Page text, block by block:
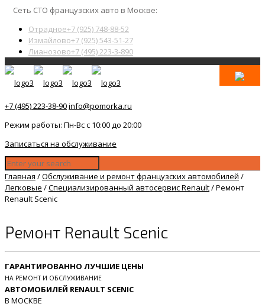
Сеть СТО французских авто в Москве:
Отрадное+7 (925) 748-88-52
Измайлово+7 (925) 543-51-27
Лианозово+7 (495) 223-3-890
+7 (495) 223-38-90info@pomorka.ru
Режим работы: Пн-Вс с 10:00 до 20:00
Записаться на обслуживание
Главная /Обслуживание и ремонт французских автомобилей /
Легковые /Специализированный автосервис Renault/Ремонт
Renault Scenic
Ремонт Renault Scenic
ГАРАНТИРОВАННО ЛУЧШИЕ ЦЕНЫ
НА РЕМОНТ И ОБСЛУЖИВАНИЕ
АВТОМОБИЛЕЙ RENAULT SCENIC
В МОСКВЕ